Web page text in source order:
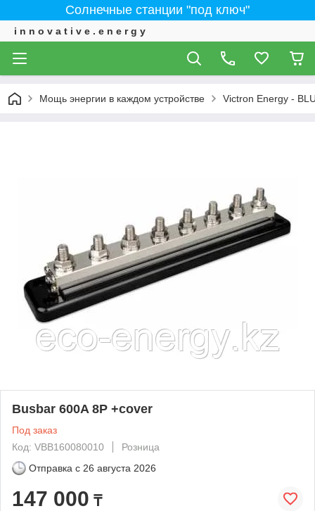
Солнечные станции "под ключ"
i n n o v a t i v e . e n e r g y
Мощь энергии в каждом устройстве Victron Energy -
Busbar 600A 8P +cover
Под заказ
Код: VBB160080010
Розница
Отправка с 26 августа 2026
147 000 ₸